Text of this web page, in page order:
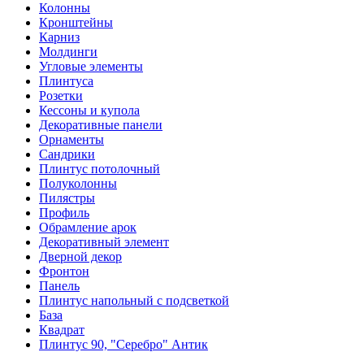
Колонны
Кронштейны
Карниз
Молдинги
Угловые элементы
Плинтуса
Розетки
Кессоны и купола
Декоративные панели
Орнаменты
Сандрики
Плинтус потолочный
Полуколонны
Пилястры
Профиль
Обрамление арок
Декоративный элемент
Дверной декор
Фронтон
Панель
Плинтус напольный с подсветкой
База
Квадрат
Плинтус 90, "Серебро" Антик